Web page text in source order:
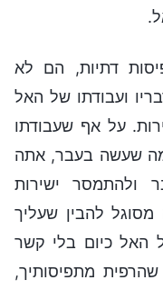
דתיות, הם לא
ועבודתו של האל
על אף שעבודתו
מה שעשה בעבר, אתה
ולהתמסר ישירות
להבין שעליך
האל כיום בלי קשר
מתפיסותיך,